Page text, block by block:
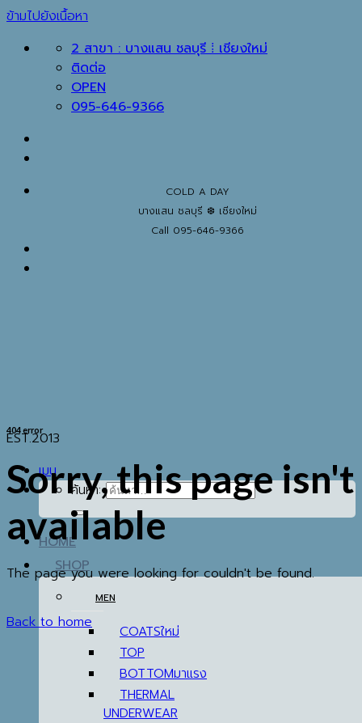
ข้ามไปยังเนื้อหา
2 สาขา : บางแสน ชลบุรี ⁞ เชียงใหม่
ติดต่อ
OPEN
095-646-9366
COLD A DAY
บางแสน ชลบุรี ❆ เชียงใหม่
Call 095-646-9366
EST.2013
เมนู
ค้นหา:
HOME
SHOP
MEN
COATS
TOP
BOTTOM
THERMAL
UNDERWEAR
404 error
Sorry, this page isn't
available
The page you were looking for couldn't be found.
Back to home